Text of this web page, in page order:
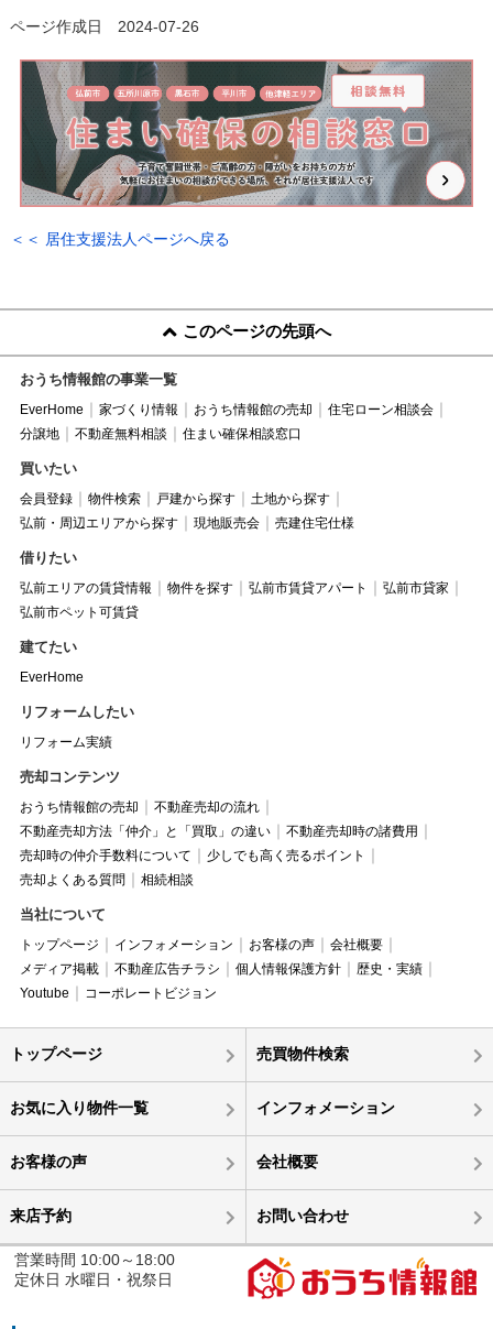
ページ作成日 2024-07-26
＜＜ 居住支援法人ページへ戻る
このページの先頭へ
おうち情報館の事業一覧
EverHome 家づくり情報 おうち情報館の売却
住宅ローン相談会
分譲地
不動産無料相談 住まい確保相談窓口
買いたい
会員登録 物件検索 戸建から探す
土地から探す
弘前・周辺エリアから探す
現地販売会 売建住宅仕様
借りたい
弘前エリアの賃貸情報 物件を探す 弘前市賃貸アパート
弘前市貸家
弘前市ペット可賃貸
建てたい
EverHome
リフォームしたい
リフォーム実績
売却コンテンツ
おうち情報館の売却
不動産売却の流れ
不動産売却方法「仲介」と「買取」の違い
不動産売却時の諸費用
売却時の仲介手数料について
少しでも高く売るポイント
売却よくある質問
相続相談
当社について
トップページ インフォメーション お客様の声
会社概要
メディア掲載
不動産広告チラシ 個人情報保護方針
歴史・実績
Youtube
コーポレートビジョン
トップページ 売買物件検索
お気に入り物件一覧 インフォメーション
お客様の声 会社概要
来店予約 お問い合わせ
営業時間 10:00～18:00
定休日 水曜日・祝祭日